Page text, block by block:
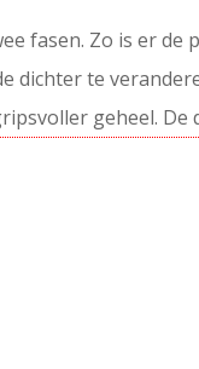
fasen. Zo is er
dichter te
geheel.